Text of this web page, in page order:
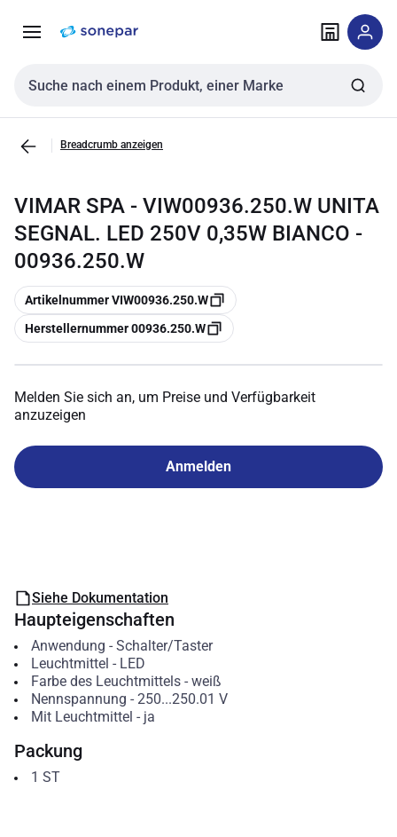
NavigationInhalt
Sucheingabe
Breadcrumb anzeigen
VIMAR SPA - VIW00936.250.W UNITA
SEGNAL. LED 250V 0,35W BIANCO -
00936.250.W
Kopieren
Artikelnummer VIW00936.250.W
Kopieren
Herstellernummer 00936.250.W
Melden Sie sich an, um Preise und Verfügbarkeit
anzuzeigen
Anmelden
Siehe Dokumentation
Haupteigenschaften
Anwendung - Schalter/Taster
Leuchtmittel - LED
Farbe des Leuchtmittels- weiß
Nennspannung - 250...250.01 V
Mit Leuchtmittel - ja
Packung
1 ST